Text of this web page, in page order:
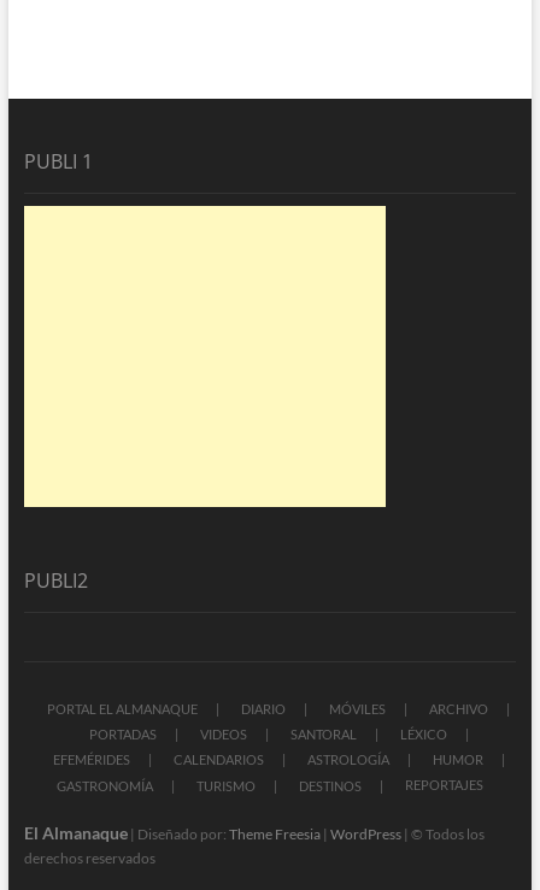
PUBLI 1
PUBLI2
PORTAL EL ALMANAQUE DIARIO MÓVILES
ARCHIVO
PORTADAS
VIDEOS SANTORAL
LÉXICO
EFEMÉRIDES
CALENDARIOS ASTROLOGÍA
HUMOR
GASTRONOMÍA
TURISMO DESTINOS REPORTAJES
El Almanaque| Diseñado por: Theme Freesia| WordPress| © Todos los
derechos reservados